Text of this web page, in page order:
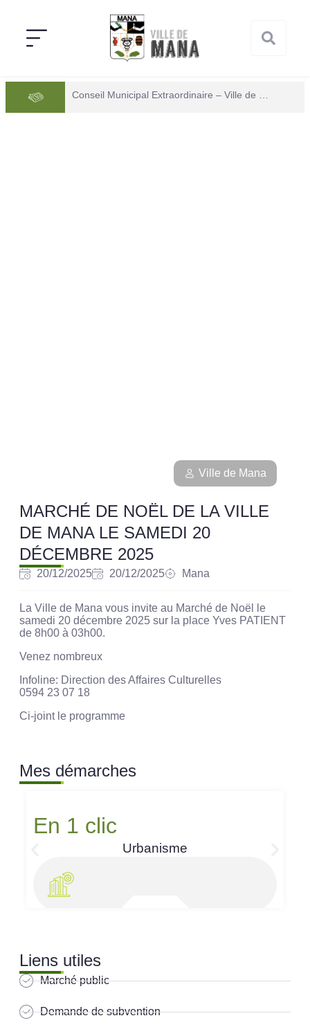
Ville de Mana
MARCHÉ DE NOËL DE LA VILLE
DE MANA LE SAMEDI 20
DÉCEMBRE 2025
20/12/2025 20/12/2025 Mana
La Ville de Mana vous invite au Marché de Noël le
samedi 20 décembre 2025 sur la place Yves PATIENT
de 8h00 à 03h00.
Venez nombreux
Infoline: Direction des Affaires Culturelles
0594 23 07 18
Ci-joint le programme
Mes démarches
En 1 clic
Urbanisme
Liens utiles
Marché public
Demande de subvention